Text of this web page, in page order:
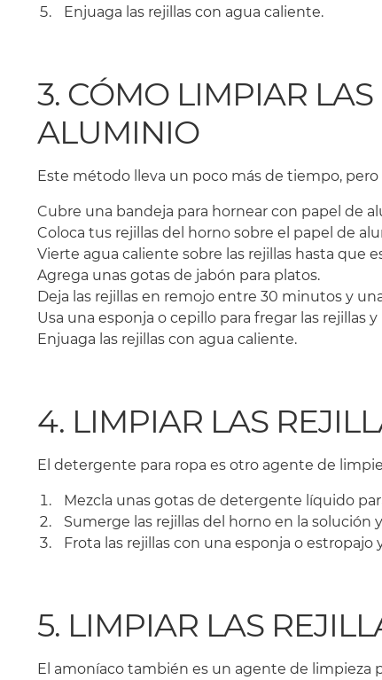
Enjuaga las rejillas con agua caliente.
3. CÓMO LIMPIAR
ALUMINIO
Este método lleva un poco más de tiempo,
Cubre una bandeja para hornear con papel de
Coloca tus rejillas del horno sobre el papel de
Vierte agua caliente sobre las rejillas hasta que
Agrega unas gotas de jabón para platos.
Deja las rejillas en remojo entre 30 minutos y
Usa una esponja o cepillo para fregar las rejillas y
Enjuaga las rejillas con agua caliente.
4. LIMPIAR LAS
El detergente para ropa es otro agente de
Mezcla unas gotas de detergente líquido
Sumerge las rejillas del horno en la
Frota las rejillas con una esponja o
5. LIMPIAR LAS
El amoníaco también es un agente de limpieza